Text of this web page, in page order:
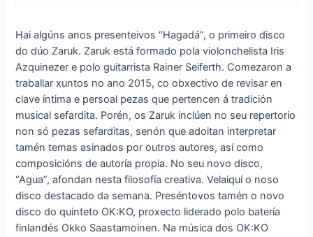
Hai algúns anos presenteivos “Hagadá”, o primeiro disco
do dúo Zaruk. Zaruk está formado pola violonchelista Iris
Azquinezer e polo guitarrista Rainer Seiferth. Comezaron a
traballar xuntos no ano 2015, co obxectivo de revisar en
clave íntima e persoal pezas que pertencen á tradición
musical sefardita. Porén, os Zaruk inclúen no seu repertorio
non só pezas sefarditas, senón que adoitan interpretar
tamén temas asinados por outros autores, así como
composicións de autoría propia. No seu novo disco,
“Agua”, afondan nesta filosofía creativa. Velaiquí o noso
disco destacado da semana. Preséntovos tamén o novo
disco do quinteto OK:KO, proxecto liderado polo batería
finlandés Okko Saastamoinen. Na música dos OK:KO